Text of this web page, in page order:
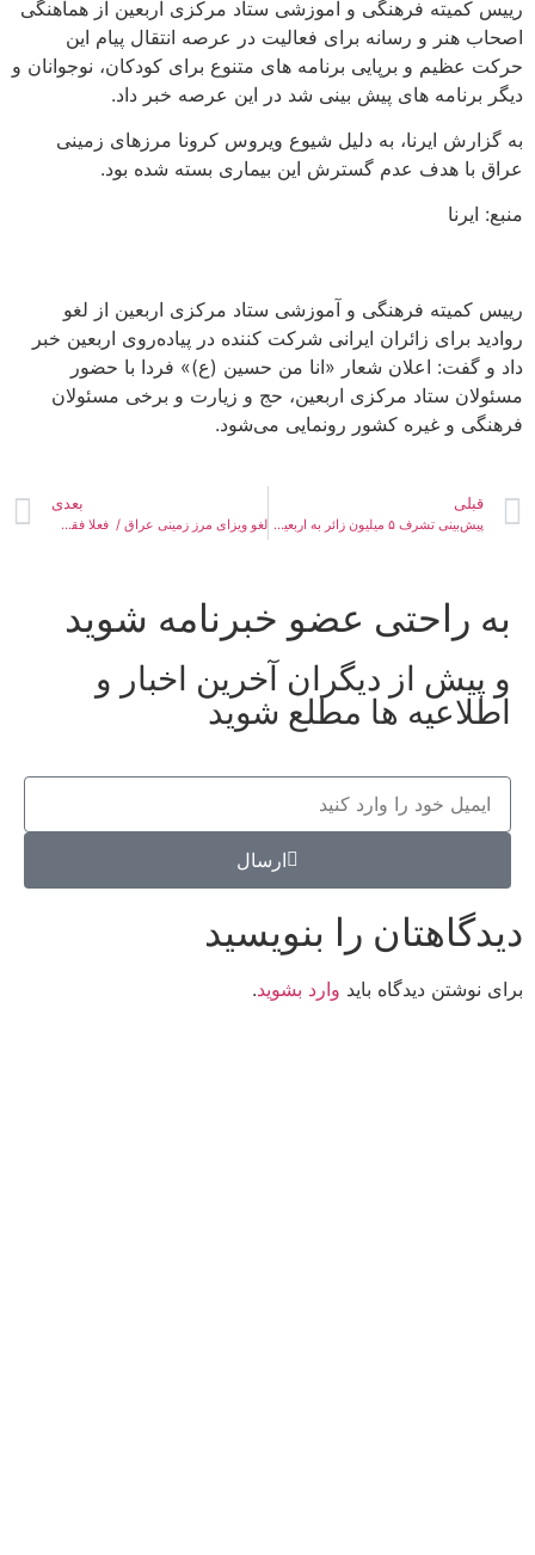
رییس کمیته فرهنگی و آموزشی ستاد مرکزی اربعین از هماهنگی
اصحاب هنر و رسانه برای فعالیت در عرصه انتقال پیام این
حرکت عظیم و برپایی برنامه های متنوع برای کودکان، نوجوانان و
دیگر برنامه های پیش بینی شد در این عرصه خبر داد.
به گزارش ایرنا، به دلیل شیوع ویروس کرونا مرزهای زمینی
عراق با هدف عدم گسترش این بیماری بسته شده بود.
منبع: ایرنا
رییس کمیته فرهنگی و آموزشی ستاد مرکزی اربعین از لغو
روادید برای زائران ایرانی شرکت کننده در پیاده‌روی اربعین خبر
داد و گفت: اعلان شعار «انا من حسین (ع)» فردا با حضور
مسئولان ستاد مرکزی اربعین، حج و زیارت و برخی مسئولان
فرهنگی و غیره کشور رونمایی می‌شود.
قبلی
پیش‌بینی تشرف ۵ میلیون زائر به اربعین امسال
بعدی
لغو ویزای مرز زمینی عراق / فعلا فقط کاروان‌های عتبات
به راحتی عضو خبرنامه شوید
و پیش از دیگران آخرین اخبار و
اطلاعیه ها مطلع شوید
ارسال
دیدگاهتان را بنویسید
برای نوشتن دیدگاه باید وارد بشوید.